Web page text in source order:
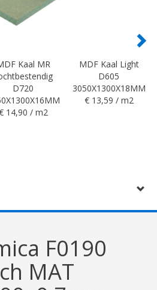
Kaal MR
D720
14,90 / m2
MDF Kaal Light
D605
3050X1300X18MM
€ 13,59 / m2
F0190
MAT